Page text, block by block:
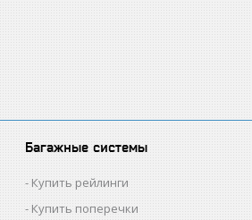
Багажные системы
Купить рейлинги
Купить поперечки